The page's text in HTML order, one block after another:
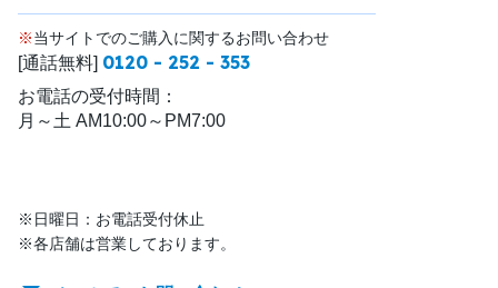
※当サイトでのご購入に関するお問い合わせ
[通話無料] 0120 - 252 - 353
お電話の受付時間：
月～土 AM10:00～PM7:00
※日曜日：お電話受付休止
※各店舗は営業しております。